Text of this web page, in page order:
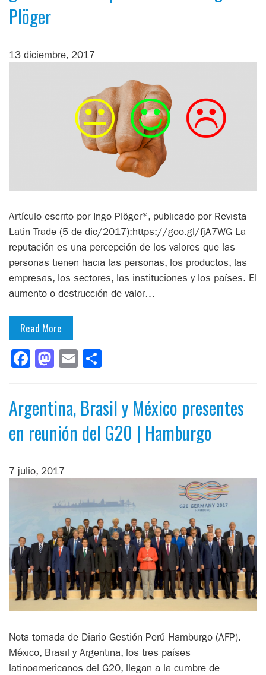
Plöger
13 diciembre, 2017
Artículo escrito por Ingo Plöger*, publicado por Revista
Latin Trade (5 de dic/2017):https://goo.gl/fjA7WG La
reputación es una percepción de los valores que las
personas tienen hacia las personas, los productos, las
empresas, los sectores, las instituciones y los países. El
aumento o destrucción de valor…
Read More
Facebook
Mastodon
Email
Argentina, Brasil y México presentes
en reunión del G20 | Hamburgo
7 julio, 2017
Nota tomada de Diario Gestión Perú Hamburgo (AFP).-
México, Brasil y Argentina, los tres países
latinoamericanos del G20, llegan a la cumbre de